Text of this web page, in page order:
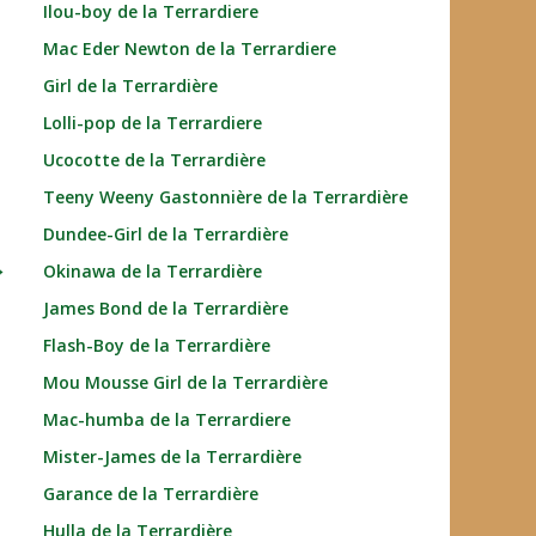
Ilou-boy de la Terrardiere
Mac Eder Newton de la Terrardiere
Girl de la Terrardière
Lolli-pop de la Terrardiere
Ucocotte de la Terrardière
Teeny Weeny Gastonnière de la Terrardière
Dundee-Girl de la Terrardière
Okinawa de la Terrardière
James Bond de la Terrardière
Flash-Boy de la Terrardière
Mou Mousse Girl de la Terrardière
Mac-humba de la Terrardiere
Mister-James de la Terrardière
Garance de la Terrardière
Hulla de la Terrardière